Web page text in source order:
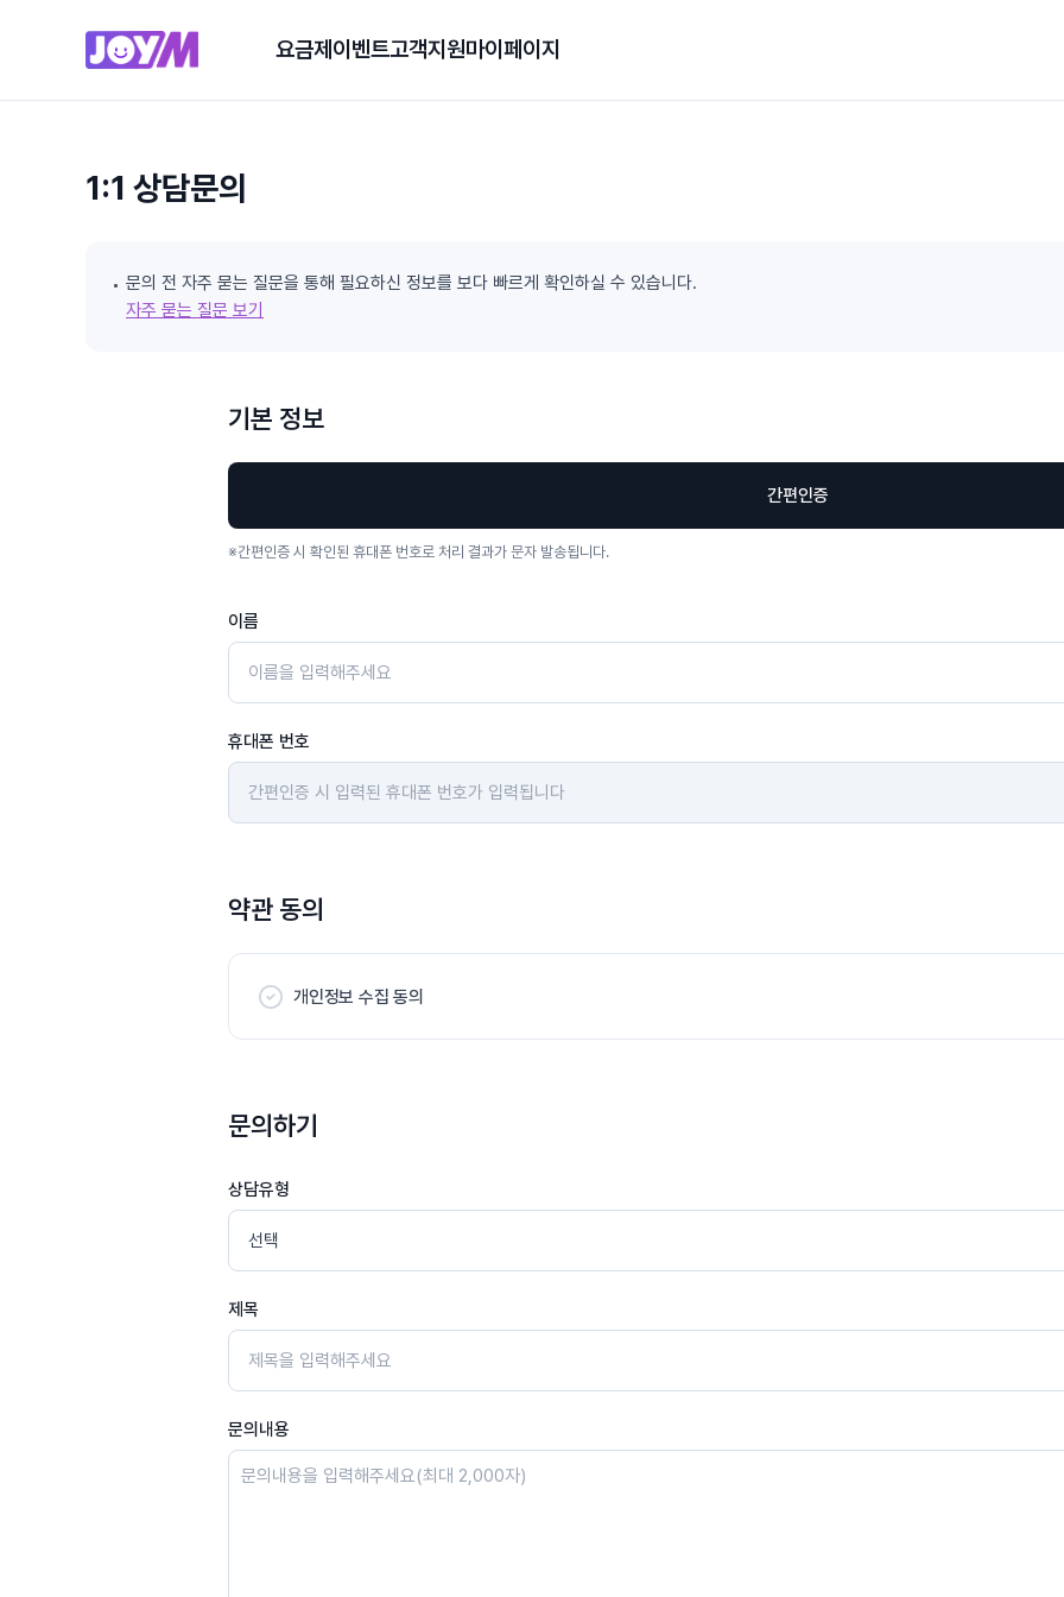
요금제 이벤트고객지원마이페이지
1:1 상담문의
문의 전 자주 묻는 질문을 통해 필요하신 정보를 보다 빠르게 확인하실 수 있습니다.
자주 묻는 질문 보기
기본 정보
간편인증
※간편인증 시 확인된 휴대폰 번호로 처리 결과가 문자 발송됩니다.
이름
휴대폰 번호
약관 동의
개인정보 수집 동의
문의하기
상담유형
제목
문의내용